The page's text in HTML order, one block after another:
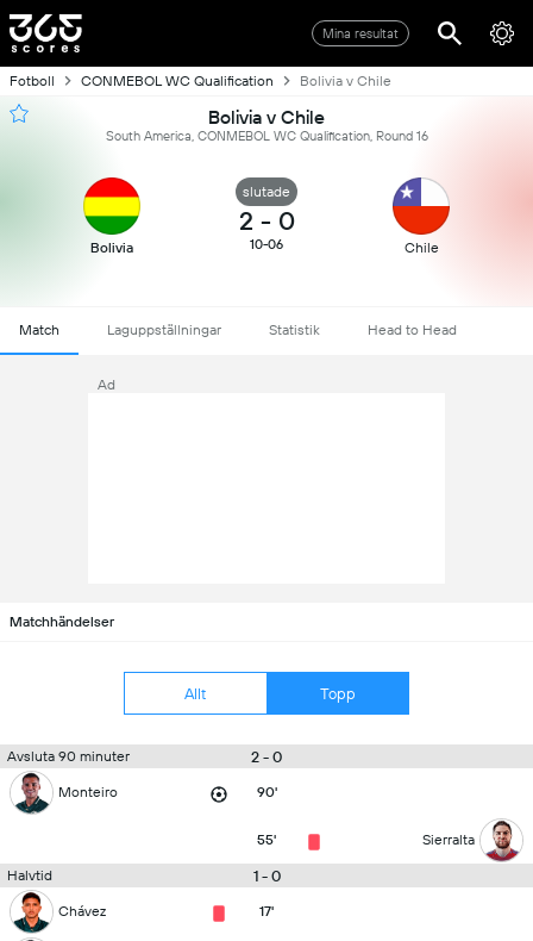
Mina resultat
Fotboll CONMEBOL WC Qualification Bolivia v Chile
Bolivia v Chile
South America, CONMEBOL WC Qualification, Round 16
Bolivia
slutade
2 - 0
10-06 Chile
Match Laguppställningar Statistik Head to Head
Ad
Matchhändelser
Allt Topp
Avsluta 90 minuter 2 - 0
Monteiro 90'
55' Sierralta
Halvtid 1 - 0
Chávez 17'